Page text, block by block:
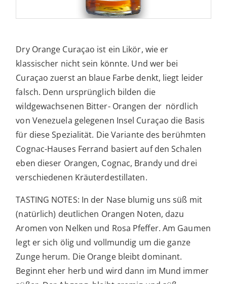
Dry Orange Curaçao ist ein Likör, wie er
klassischer nicht sein könnte. Und wer bei
Curaçao zuerst an blaue Farbe denkt, liegt leider
falsch. Denn ursprünglich bilden die
wildgewachsenen Bitter- Orangen der nördlich
von Venezuela gelegenen Insel Curaçao die Basis
für diese Spezialität. Die Variante des berühmten
Cognac-Hauses Ferrand basiert auf den Schalen
eben dieser Orangen, Cognac, Brandy und drei
verschiedenen Kräuterdestillaten.
TASTING NOTES: In der Nase blumig uns süß mit
(natürlich) deutlichen Orangen Noten, dazu
Aromen von Nelken und Rosa Pfeffer. Am Gaumen
legt er sich ölig und vollmundig um die ganze
Zunge herum. Die Orange bleibt dominant.
Beginnt eher herb und wird dann im Mund immer